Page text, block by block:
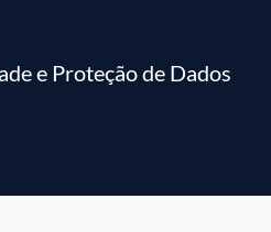
e Proteção de Dados